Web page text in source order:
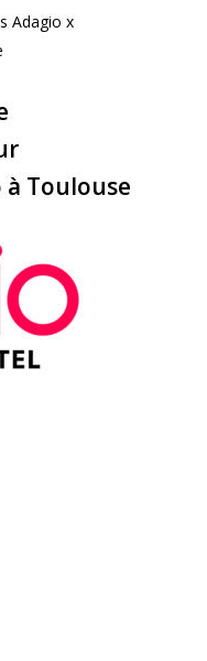
Adagio x
à Toulouse